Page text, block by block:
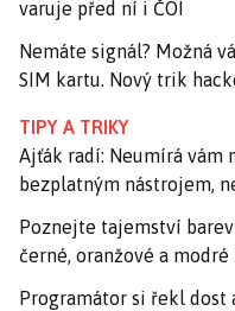
varuje před ní i ČOI
Nemáte signál? Možná
SIM kartu. Nový trik
TIPY A TRIKY
Ajťák radí: Neumírá vám
bezplatným nástrojem,
Poznejte tajemství
černé, oranžové a
Programátor si řekl dost